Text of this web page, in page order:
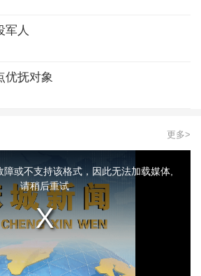
军人
优抚对象
更多>
障或不支持该格式，因此无法加载媒体,
请稍后重试